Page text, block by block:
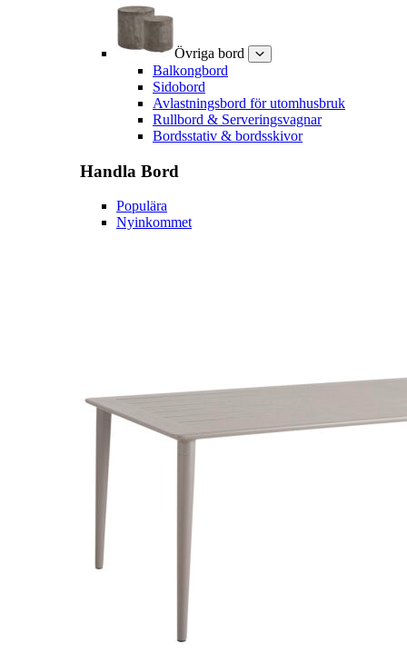
Övriga bord
Balkongbord
Sidobord
Avlastningsbord för utomhusbruk
Rullbord & Serveringsvagnar
Bordsstativ & bordsskivor
Handla Bord
Populära
Nyinkommet